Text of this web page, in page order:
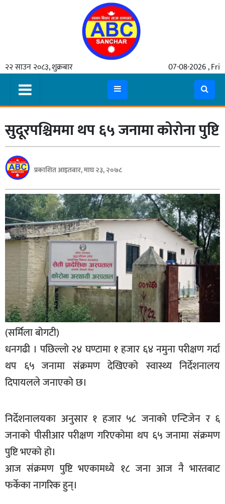
२२ साउन २०८३, शुक्रबार 07-08-2026 , Fri
समाचार
मुख्य
समाचार
कुटनीती
अर्थ
रसरङ्ग
यौन/
स्वास्थ्य
भिडियो
बिशेष
भिडियो
पत्रपत्रिका
खेलकुद
बिश्व
अचम्म
दुनिया
बिचार
जीवनशैली
साहित्य
सूचना-
प्रवधि
सुदूरपश्चिममा थप ६५ जनामा कोरोना पुष्टि
प्रकाशित आइतबार, माघ २३, २०७८
(सर्मिला बोगटी)
धनगढी । पछिल्लो २४ घण्टामा १ हजार ६४ नमुना परीक्षण गर्दा
थप ६५ जनामा संक्रमण देखिएको स्वास्थ्य निर्देशनालय
दिपायलले जनाएको छ।
निर्देशनालयका अनुसार १ हजार ५८ जनाको एन्टिजेन र ६
जनाको पीसीआर परीक्षण गरिएकोमा थप ६५ जनामा संक्रमण
पुष्टि भएको हो।
आज संक्रमण पुष्टि भएकामध्ये १८ जना आज नै भारतबाट
फर्केका नागरिक हुन्।